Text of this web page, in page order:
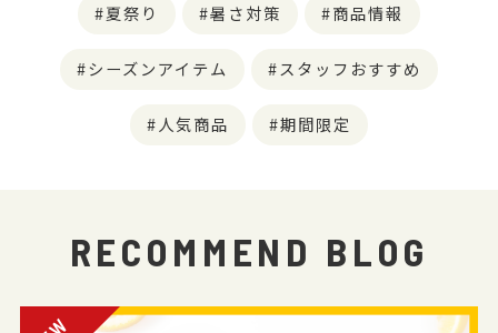
夏祭り 暑さ対策 商品情報
シーズンアイテム スタッフおすすめ
人気商品 期間限定
RECOMMEND BLOG